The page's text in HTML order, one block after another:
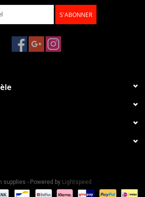
S'ABONNER
supplies - Powered by Lightspeed